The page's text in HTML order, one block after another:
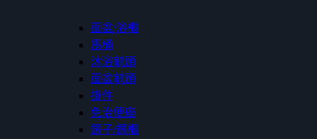
面盆/浴櫃
馬桶
沐浴龍頭
面盆龍頭
掛件
免治便座
鏡子/鏡櫃